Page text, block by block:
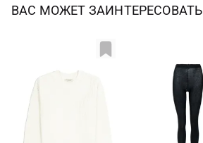
ВАС МОЖЕТ ЗАИНТЕРЕСОВАТЬ